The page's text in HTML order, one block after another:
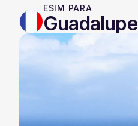
ESIM PARA
Guadalupe